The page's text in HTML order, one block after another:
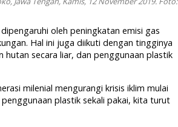
oleh peningkatan emisi gas
Hal ini juga diikuti dengan tingginya
secara liar, dan penggunaan plastik
milenial mengurangi krisis iklim mulai
plastik sekali pakai, kita turut